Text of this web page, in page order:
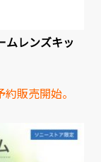
レンズキッ
販売開始。